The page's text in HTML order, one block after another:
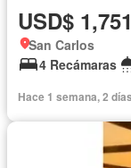
USD$
San Carlos
4 Recámaras
Hace 1 semana, 2